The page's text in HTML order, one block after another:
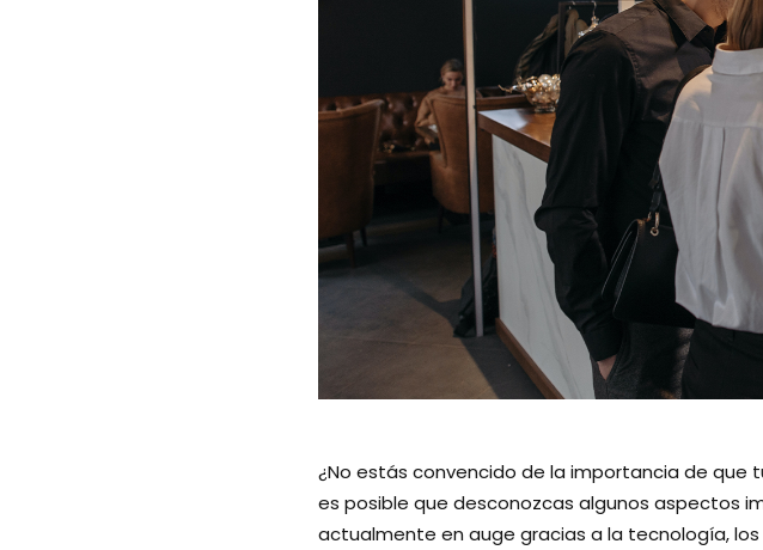
¿No estás convencido de la importancia de que
es posible que desconozcas algunos aspectos
actualmente en auge gracias a la tecnología,